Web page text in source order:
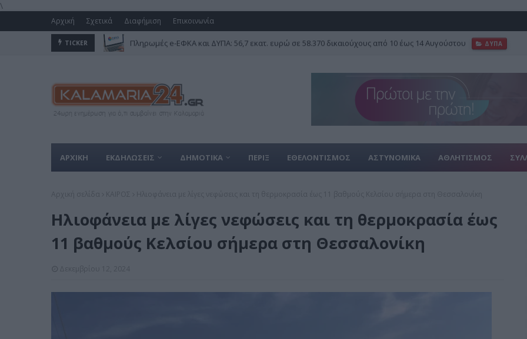
\
Αρχική Σχετικά Διαφήμιση Επικοινωνία
TICKER Πληρωμές e-ΕΦΚΑ και ΔΥΠΑ: 56,7 εκατ. ευρώ σε 58.370 δικαιούχους από 10 έως 14 Αυγούστου ΔΥΠΑ
ΑΡΧΙΚΗ ΕΚΔΗΛΩΣΕΙΣ ΔΗΜΟΤΙΚΑ ΠΕΡΙΞ ΕΘΕΛΟΝΤΙΣΜΟΣ ΑΣΤΥΝΟΜΙΚΑ ΑΘΛΗΤΙΣΜΟΣ
Ηλιοφάνεια με λίγες νεφώσεις και τη θερμοκρασία έως
11 βαθμούς Κελσίου σήμερα στη Θεσσαλονίκη